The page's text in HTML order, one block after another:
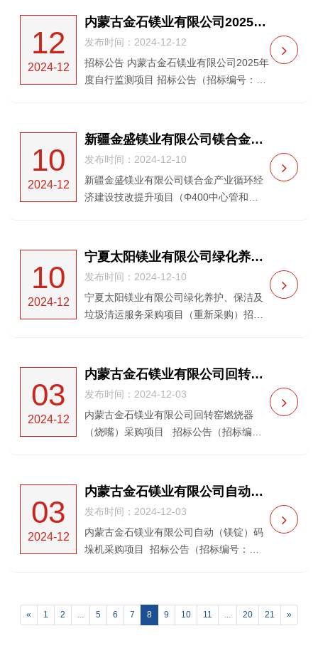
20240571三、招标方式：竞争性磋商（非
政府采购项目）四、成交供...
12
2024-12
内蒙古金石镁业有限公司2025年度自行监测项目 招标公告
发布时间：2024-12-12
招标公告 内蒙古金石镁业有限公司2025年
度自行监测项目 招标公告（招标编号：
自行监测项目进行公开招标，欢...
10
2024-12
新疆金盛镁业有限公司镁合金产业循环经济建设技改提升项目 （Φ400中心管和Φ850还原罐离心机及相关配套设备采购）的废标公告
发布时间：2024-12-10
新疆金盛镁业有限公司镁合金产业循环经
济建设技改提升项目（Φ400中心管和
有限公司二、招标项目名称:新疆金盛镁业
有限公司镁...
10
2024-12
宁夏太阳镁业有限公司绿化养护、保洁及垃圾清运服务采购项目（重新采购）的招标公告
发布时间：2024-12-10
宁夏太阳镁业有限公司绿化养护、保洁及
垃圾清运服务采购项目（重新采购）招标
司绿化养护、保洁及垃圾清运服务采购项
目（重新采购）进行...
03
2024-12
内蒙古金石镁业有限公司回转窑燃烧器（烧嘴）采购项目 招标公告
发布时间：2024-12-03
内蒙古金石镁业有限公司回转窑燃烧器
（烧嘴）采购项目 招标公告（招标编
窑燃烧器（烧嘴）采购项...
03
2024-12
内蒙古金石镁业有限公司自动（镁锭）码垛机采购项目 招标公告
发布时间：2024-12-03
内蒙古金石镁业有限公司自动（镁锭）码
垛机采购项目 招标公告（招标编号：
« 1 2 ... 5 6 7 8 9 10 11 ... 20 21 »